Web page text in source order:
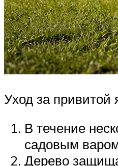
Уход за привитой
В течение
садовым
Дерево